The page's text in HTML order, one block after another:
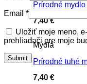
Prírodné
7,40€
Mydlá
Prírodné tuhé
7,40 €
Email *
Uložiť moje meno,
prehliadači pre moje